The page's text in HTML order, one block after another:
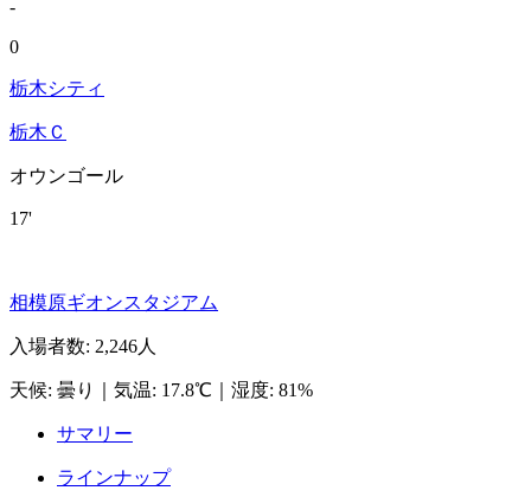
-
0
栃木シティ
栃木Ｃ
オウンゴール
17'
相模原ギオンスタジアム
入場者数: 2,246人
天候: 曇り 気温: 17.8℃ 湿度: 81%
サマリー
ラインナップ